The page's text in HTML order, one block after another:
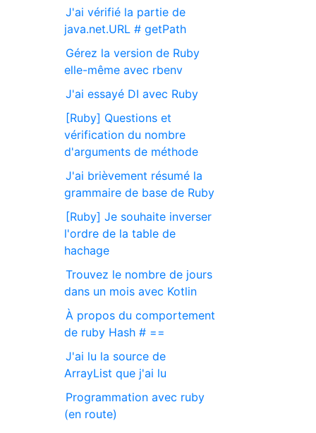
J'ai vérifié la partie de
java.net.URL # getPath
Gérez la version de Ruby
elle-même avec rbenv
J'ai essayé DI avec Ruby
[Ruby] Questions et
vérification du nombre
d'arguments de méthode
J'ai brièvement résumé la
grammaire de base de Ruby
[Ruby] Je souhaite inverser
l'ordre de la table de
hachage
Trouvez le nombre de jours
dans un mois avec Kotlin
À propos du comportement
de ruby Hash # ==
J'ai lu la source de
ArrayList que j'ai lu
Programmation avec ruby
(en route)